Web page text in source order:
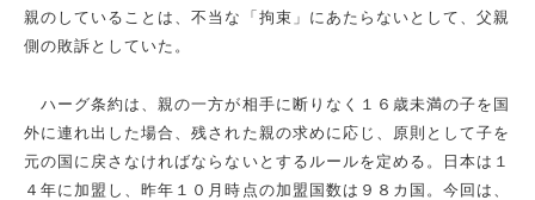
親のしていることは、不当な「拘束」にあたらないとして、父親
側の敗訴としていた。
ハーグ条約は、親の一方が相手に断りなく１６歳未満の子を国
外に連れ出した場合、残された親の求めに応じ、原則として子を
元の国に戻さなければならないとするルールを定める。日本は１
４年に加盟し、昨年１０月時点の加盟国数は９８カ国。今回は、